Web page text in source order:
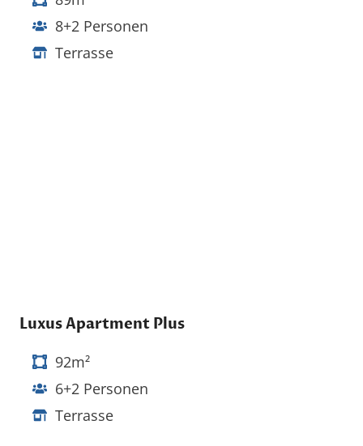
8+2 Personen
Terrasse
Luxus Apartment Plus
92m²
6+2 Personen
Terrasse